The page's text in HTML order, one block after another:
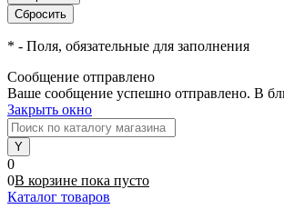
* - Поля, обязательные для заполнения
Сообщение отправлено
Ваше сообщение успешно отправлено. В
Закрыть окно
0
0В корзине пока пусто
Каталог товаров